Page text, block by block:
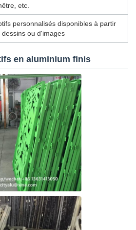
etc.
personnalisés disponibles à partir
dessins ou d'images
en aluminium finis